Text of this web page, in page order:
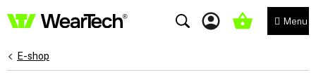
na
NÁKUPNÍ
E-shop